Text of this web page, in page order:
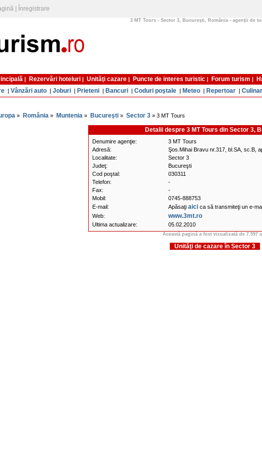
Înregistrare
3 MT Tours - Sector 3, Bucureşti, România - agenţii de
| Rezervări hoteluri | Unităţi cazare | Puncte de interes turistic | Forum turism |
| Vânzări auto | Joburi | Prieteni | Bancuri | Coduri poştale | Meteo | Repertoar |
» România » Muntenia » Bucureşti » Sector 3 » 3 MT Tours
Detalii despre 3 MT Tours din Sector 3,
Denumire agenţie:
3 MT Tours
Adresă:
Şos.Mihai Bravu nr.317, bl.SA, sc.B,
Localitate:
Sector 3
Judeţ:
Bucureşti
Cod poştal:
030311
Telefon:
-
Fax:
-
Mobil:
0745-888753
E-mail:
Apăsaţi aici ca să transmiteţi un e-
Web:
www.3mt.ro
Ultima actualizare: 05.02.2010
Această pagină a fost vizualizată de 7.597
Unităţi de cazare în Sector 3